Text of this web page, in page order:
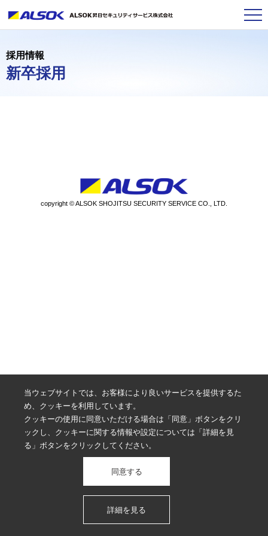
採用情報
新卒採用
copyright © ALSOK SHOJITSU SECURITY SERVICE CO., LTD.
当ウェブサイトでは、お客様により良いサービスを提供するた
め、クッキーを利用しています。
クッキーの使用に同意いただける場合は「同意」ボタンをクリ
ックし、クッキーに関する情報や設定については「詳細を見
る」ボタンをクリックしてください。
同意する
詳細を見る